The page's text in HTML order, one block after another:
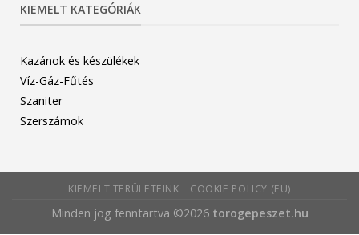
KIEMELT KATEGÓRIÁK
Kazánok és készülékek
Víz-Gáz-Fűtés
Szaniter
Szerszámok
KIEMELT TERÜLETEINK COOKIE POLICY (EU)
Minden jog fenntartva ©2026 torogepeszet.hu